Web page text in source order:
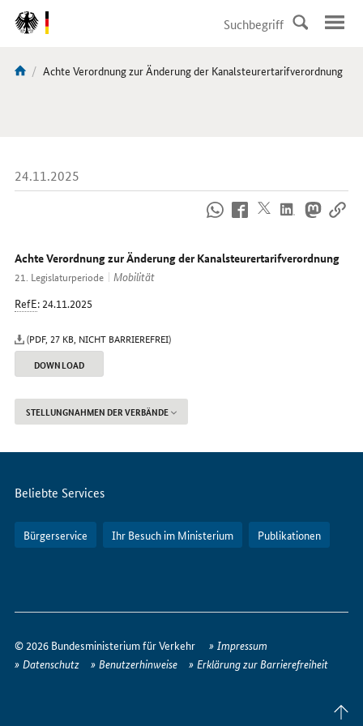
DirektZu:
Navigation
Sie
Aktuelle
Achte Verordnung zur Änderung der Kanalsteurertarifverordnung
24.11.2025
uns
Internet
Achte Verordnung zur Änderung der Kanalsteurertarifverordnung
21. Legislaturperiode
Mobilität
RefE: 24.11.2025
(PDF, 27 KB, NICHT BARRIEREFREI)
DOWNLOAD
STELLUNGNAHMEN DER VERBÄNDE
Servicemenü
Beliebte Services
Bürgerservice Ihr Besuch im Ministerium Publikationen
erreichen
Sie
© 2026 Bundesministerium für Verkehr
Impressum
Datenschutz
Benutzerhinweise Erklärung zur Barrierefreiheit